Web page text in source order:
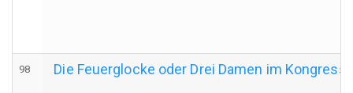
98 Die Feuerglocke oder Drei Damen im Kongress